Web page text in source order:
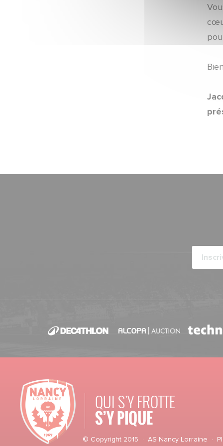
22/05/2026 - 20:00
Annonce officielle
ARTICLES · 18/05/2026 - 12:00
Le chardon de la saison
QUI S'Y FROTTE
S’Y PIQUE
© Copyright 2015 · AS Nancy Lorraine ·